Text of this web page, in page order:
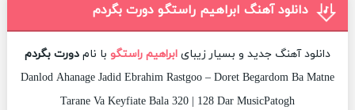
دانلود آهنگ ابراهیم راستگو دورت بگردم
دانلود آهنگ جدید و بسیار زیبای ابراهیم راستگو با نام دورت بگردم
Danlod Ahanage Jadid Ebrahim Rastgoo – Doret Begardom Ba Matne
Tarane Va Keyfiate Bala 320 | 128 Dar MusicPatogh